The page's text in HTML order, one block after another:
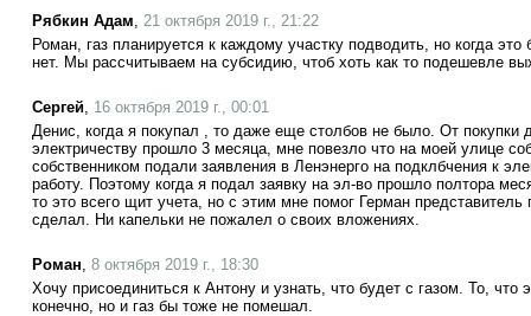
Рябкин Адам, 21 октября 2019 г., 21:22
Роман, газ планируется к каждому участку подводить, но когда
нет. Мы рассчитываем на субсидию, чтоб хоть как то подешевле
Сергей, 16 октября 2019 г., 00:01
Денис, когда я покупал , то даже еще столбов не было. От покупки
электричеству прошло 3 месяца, мне повезло что на моей улице
собственником подали заявления в Ленэнерго на подклбчения к
работу. Поэтому когда я подал заявку на эл-во прошло полтора
то это всего щит учета, но с этим мне помог Герман
сделал. Ни капельки не пожалел о своих вложениях.
Роман, 8 октября 2019 г., 18:30
Хочу присоединиться к Антону и узнать, что будет с газом. То, что
конечно, но и газ бы тоже не помешал.